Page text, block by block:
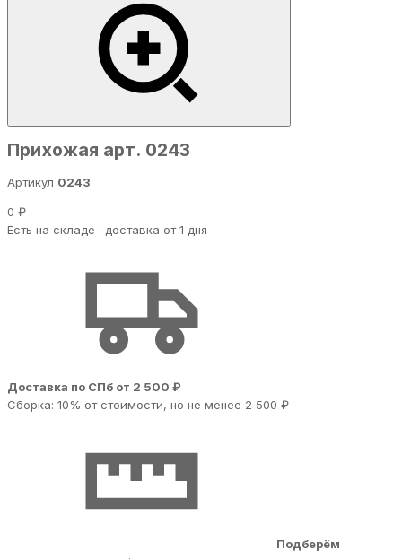
Прихожая арт. 0243
Артикул 0243
0 ₽
Есть на складе · доставка от 1 дня
Доставка по СПб от 2 500 ₽
Сборка: 10% от стоимости, но не менее 2 500 ₽
Подберём